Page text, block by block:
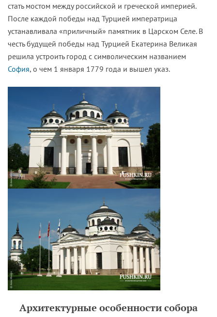
стать мостом между российской и греческой империей.
После каждой победы над Турцией императрица
устанавливала «приличный» памятник в Царском Селе. В
честь будущей победы над Турцией Екатерина Великая
решила устроить город с символическим названием
София, о чем 1 января 1779 года и вышел указ.
Архитектурные особенности собора